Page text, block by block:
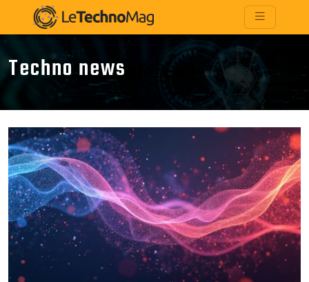
Techno news